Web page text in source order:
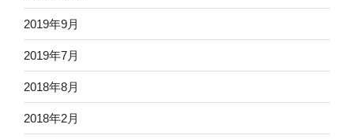
2019年9月
2019年7月
2018年8月
2018年2月